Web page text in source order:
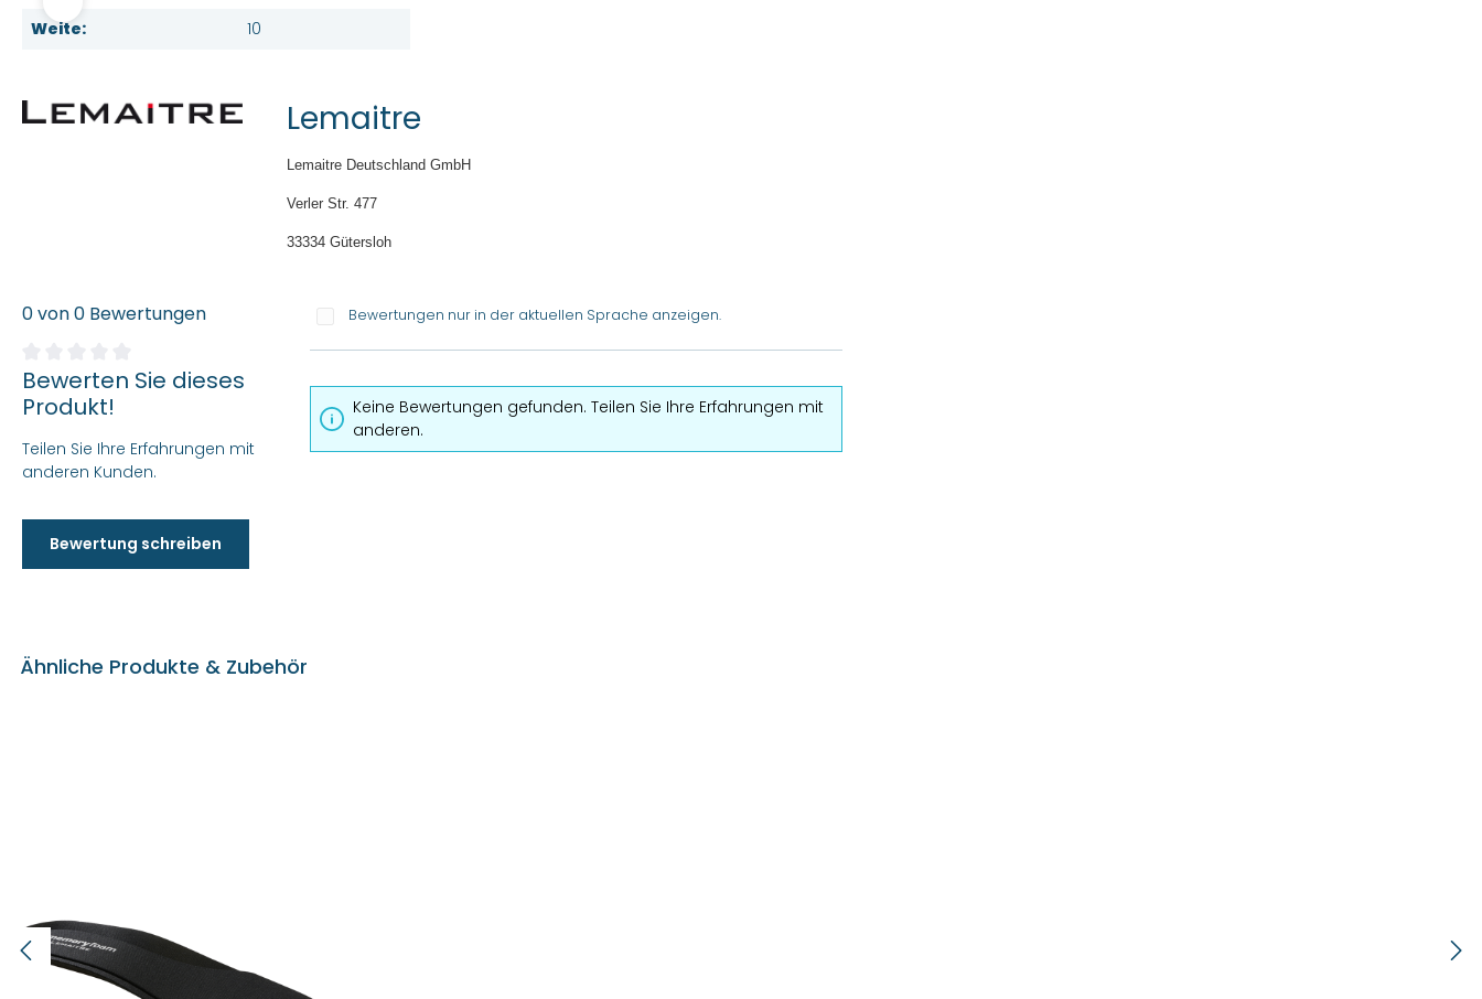
Weite:
10
Lemaitre
Lemaitre Deutschland GmbH
Verler Str. 477
33334 Gütersloh
0 von 0 Bewertungen
Durchschnittliche Bewertung von 0 von 5 Sternen
Bewerten Sie dieses
Produkt!
Teilen Sie Ihre Erfahrungen mit
anderen Kunden.
Bewertung schreiben
Bewertungen nur in der aktuellen Sprache anzeigen.
Keine Bewertungen gefunden. Teilen Sie Ihre Erfahrungen mit
anderen.
Ähnliche Produkte & Zubehör